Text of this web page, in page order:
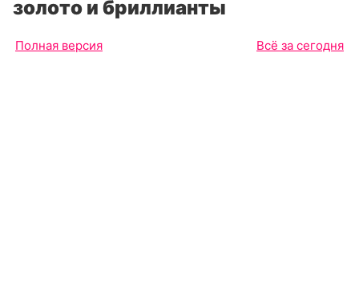
золото и бриллианты
Полная версия Всё за сегодня